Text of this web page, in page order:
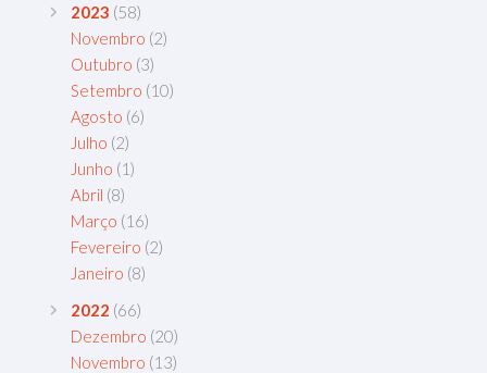
2023 (58)
Novembro (2)
Outubro (3)
Setembro (10)
Agosto (6)
Julho (2)
Junho (1)
Abril (8)
Março (16)
Fevereiro (2)
Janeiro (8)
2022 (66)
Dezembro (20)
Novembro (13)